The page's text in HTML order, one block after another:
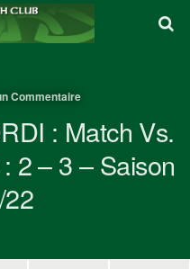
Commentaire
: Match Vs.
2 – 3 – Saison